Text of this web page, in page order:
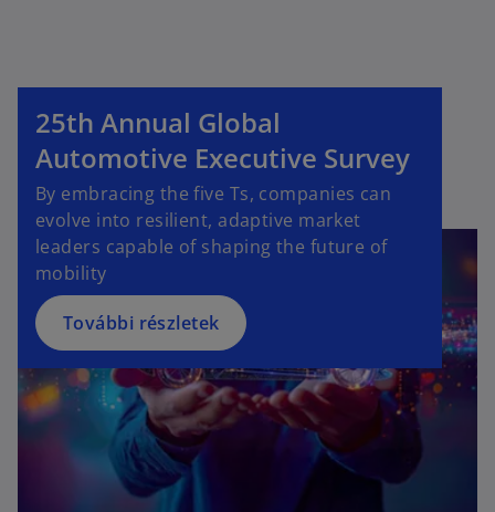
25th Annual Global
Automotive Executive Survey
By embracing the five Ts, companies can
evolve into resilient, adaptive market
leaders capable of shaping the future of
mobility
További részletek